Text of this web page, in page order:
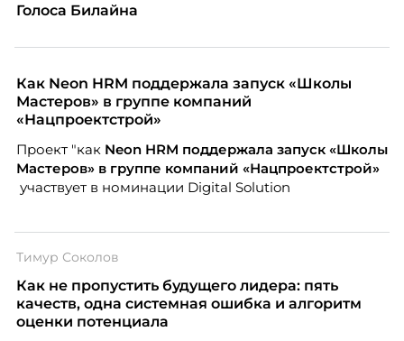
Голоса Билайна
Как Neon HRM поддержала запуск «Школы
Мастеров» в группе компаний
«Нацпроектстрой»
Проект "как Neon HRM поддержала запуск «Школы
Мастеров» в группе компаний «Нацпроектстрой»
участвует в номинации Digital Solution
Тимур Соколов
Как не пропустить будущего лидера: пять
качеств, одна системная ошибка и алгоритм
оценки потенциала